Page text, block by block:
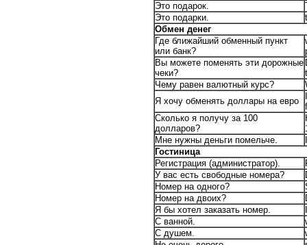
Это подарок.
Это подарки.
Обмен денег
Где ближайший обменный пункт
или банк?
Вы можете поменять эти дорожные
чеки?
Чему равен валютный курс?
Я хочу обменять доллары на евро
Сколько я получу за 100
долларов?
Мне нужны деньги помельче.
Гостиница
Регистрация (администратор).
У вас есть свободные номера?
Номер на одного?
Номер на двоих?
Я бы хотел заказать номер.
С ванной.
С душем.